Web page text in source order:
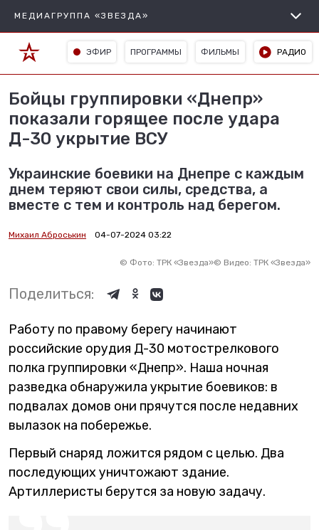
МЕДИАГРУППА «ЗВЕЗДА»
ЭФИР ПРОГРАММЫ ФИЛЬМЫ РАДИО
Бойцы группировки «Днепр»
показали горящее после удара
Д-30 укрытие ВСУ
Украинские боевики на Днепре с каждым
днем теряют свои силы, средства, а
вместе с тем и контроль над берегом.
Михаил Аброськин 04-07-2024 03:22
© Фото: ТРК «Звезда»© Видео: ТРК «Звезда»
Поделиться:
Работу по правому берегу начинают
российские орудия Д-30 мотострелкового
полка группировки «Днепр». Наша ночная
разведка обнаружила укрытие боевиков: в
подвалах домов они прячутся после недавних
вылазок на побережье.
Первый снаряд ложится рядом с целью. Два
последующих уничтожают здание.
Артиллеристы берутся за новую задачу.